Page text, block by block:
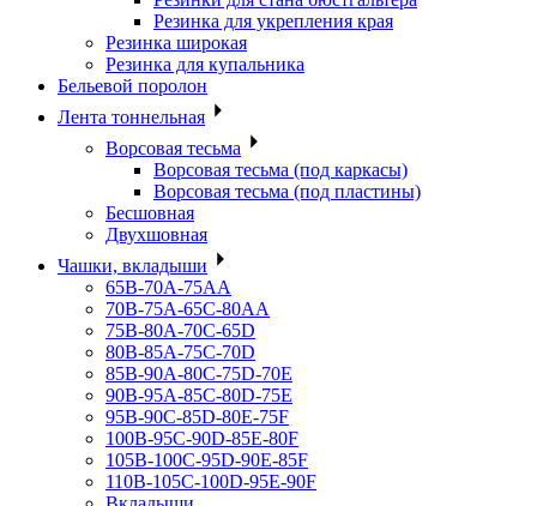
Резинка для укрепления края
Резинка широкая
Резинка для купальника
Бельевой поролон
Лента тоннельная
Ворсовая тесьма
Ворсовая тесьма (под каркасы)
Ворсовая тесьма (под пластины)
Бесшовная
Двухшовная
Чашки, вкладыши
65B-70A-75АА
70В-75А-65С-80АА
75В-80А-70С-65D
80В-85А-75С-70D
85В-90А-80С-75D-70E
90B-95A-85C-80D-75E
95B-90C-85D-80E-75F
100B-95C-90D-85E-80F
105B-100C-95D-90E-85F
110B-105C-100D-95E-90F